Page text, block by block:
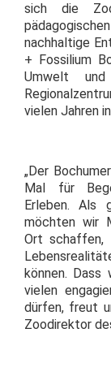
sich die
nachhaltige
+ Fossilium
Umwelt
vielen Jahren
„Der
Mal für
Erleben. Als
möchten wir
Ort schaffen,
können. Dass
vielen
dürfen, freut
Zoodirektor